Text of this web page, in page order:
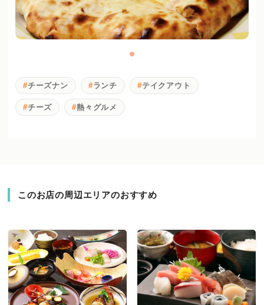
チーズナン ランチ テイクアウト
チーズ 熱々グルメ
このお店の周辺エリアのおすすめ